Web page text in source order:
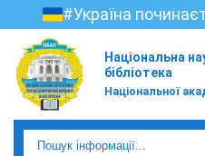
#Україна
Національна
бібліотека
Національної